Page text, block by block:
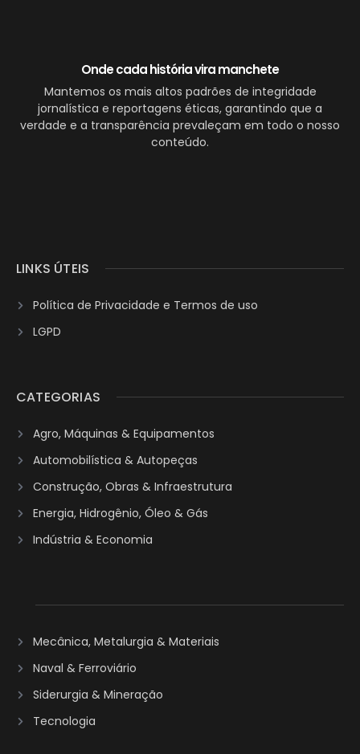
Onde cada história vira manchete
Mantemos os mais altos padrões de integridade
jornalística e reportagens éticas, garantindo que a
verdade e a transparência prevaleçam em todo o nosso
conteúdo.
LINKS ÚTEIS
Política de Privacidade e Termos de uso
LGPD
CATEGORIAS
Agro, Máquinas & Equipamentos
Automobilística & Autopeças
Construção, Obras & Infraestrutura
Energia, Hidrogênio, Óleo & Gás
Indústria & Economia
Mecânica, Metalurgia & Materiais
Naval & Ferroviário
Siderurgia & Mineração
Tecnologia